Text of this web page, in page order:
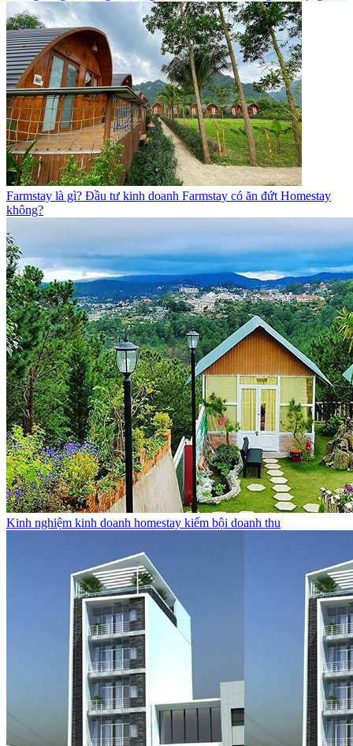
Farmstay là gì? Đầu tư kinh doanh Farmstay có ăn đứt Homestay
không?
Kinh nghiệm kinh doanh homestay kiếm bội doanh thu